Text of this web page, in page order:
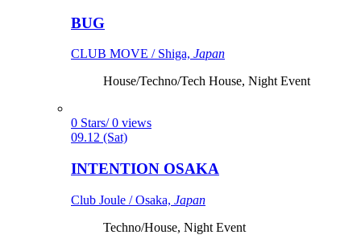
BUG
CLUB MOVE / Shiga, Japan
House/Techno/Tech House, Night Event
0 Stars/ 0 views
09.12 (Sat)
INTENTION OSAKA
Club Joule / Osaka, Japan
Techno/House, Night Event